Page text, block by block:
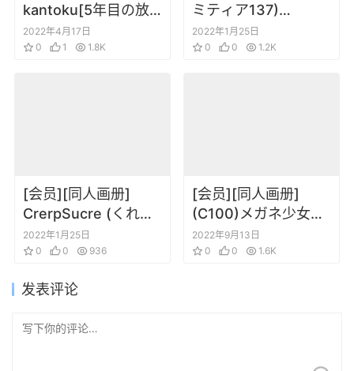
kantoku[5年目の放
課後 (カントク)]ふた
ごサンドイッチ
2022年4月17日
0
1 1.8K
ミティア137)
CrerpSucre (くれ～
ぷ) CrerpSucre
2022年1月25日
0
0 1.2K
[会员][同人画册]
CrerpSucre (くれ～
ぷ) HachimitsuFran
(東方Project)
2022年1月25日
0
0 936
[会员][同人画册]
(C100)メガネ少女
(Anmi)Avian
Romance Pink label
2022年9月13日
0
0 1.6K
发表评论